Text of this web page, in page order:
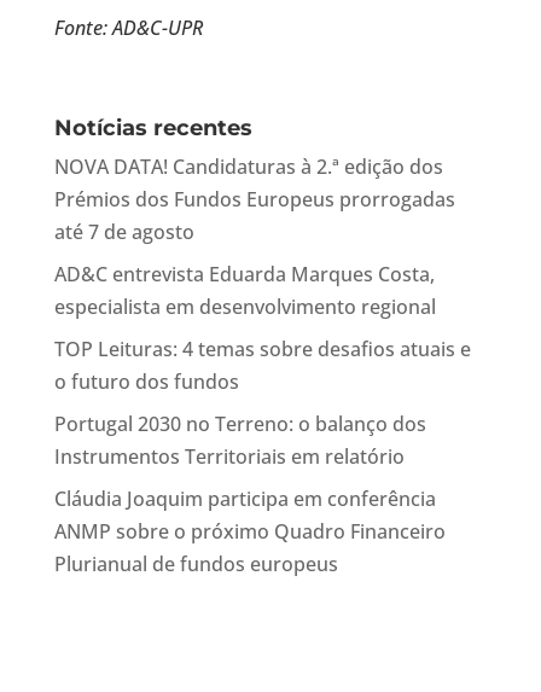
Fonte: AD&C-UPR
Notícias recentes
NOVA DATA! Candidaturas à 2.ª edição dos
Prémios dos Fundos Europeus prorrogadas
até 7 de agosto
AD&C entrevista Eduarda Marques Costa,
especialista em desenvolvimento regional
TOP Leituras: 4 temas sobre desafios atuais e
o futuro dos fundos
Portugal 2030 no Terreno: o balanço dos
Instrumentos Territoriais em relatório
Cláudia Joaquim participa em conferência
ANMP sobre o próximo Quadro Financeiro
Plurianual de fundos europeus